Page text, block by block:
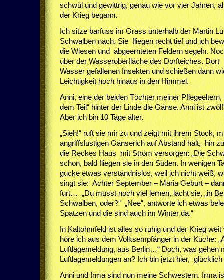
schwül und gewittrig, genau wie vor vier Jahren,
der Krieg begann.
Ich sitze barfuss im Grass unterhalb der Martin
Schwalben nach. Sie fliegen recht tief und ich
die Wiesen und abgeernteten Feldern segeln.
über der Wasseroberfläche des Dorfteiches.
Wasser gefallenen Insekten und schießen dann
Leichtigkeit hoch hinaus in den Himmel.
Anni, eine der beiden Töchter meiner
dem Teil“ hinter der Linde die Gänse. Anni ist
Aber ich bin 10 Tage älter.
„Sieh!“ ruft sie mir zu und zeigt mit ihrem Stock,
angriffslustigen Gänserich auf Abstand hält, hin
die Reckes Haus mit Strom versorgen: „Die
schon, bald fliegen sie in den Süden. In wenigen
gucke etwas verständnislos, weil ich nicht weiß,
singt sie: Achter September – Maria Geburt –
furt… „Du musst noch viel lernen, lacht sie, „in
Schwalben, oder?“ „Nee“, antworte ich etwas
Spatzen und die sind auch im Winter da.“
In Kaltohmfeld ist alles so ruhig und der Krieg
höre ich aus dem Volksempfänger in der Küche:
Luftlagemeldung, aus Berlin…“ Doch, was gehen
Luftlagemeldungen an? Ich bin jetzt hier,
Anni und Irma sind nun meine Schwestern. Irma